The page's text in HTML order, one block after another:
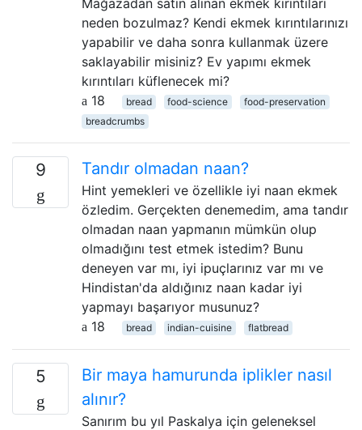
Mağazadan satın alınan ekmek kırıntıları
neden bozulmaz? Kendi ekmek kırıntılarınızı
yapabilir ve daha sonra kullanmak üzere
saklayabilir misiniz? Ev yapımı ekmek
kırıntıları küflenecek mi?
18
bread food-science
food-preservation
breadcrumbs
9 Tandır olmadan naan?
Hint yemekleri ve özellikle iyi naan ekmek
özledim. Gerçekten denemedim, ama tandır
olmadan naan yapmanın mümkün olup
olmadığını test etmek istedim? Bunu
deneyen var mı, iyi ipuçlarınız var mı ve
Hindistan'da aldığınız naan kadar iyi
yapmayı başarıyor musunuz?
18
bread indian-cuisine flatbread
5
Bir maya hamurunda iplikler nasıl
alınır?
Sanırım bu yıl Paskalya için geleneksel